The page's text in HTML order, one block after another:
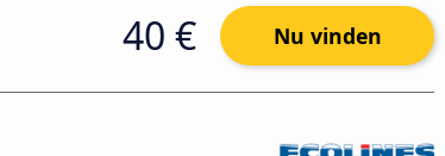
40 € Nu vinden